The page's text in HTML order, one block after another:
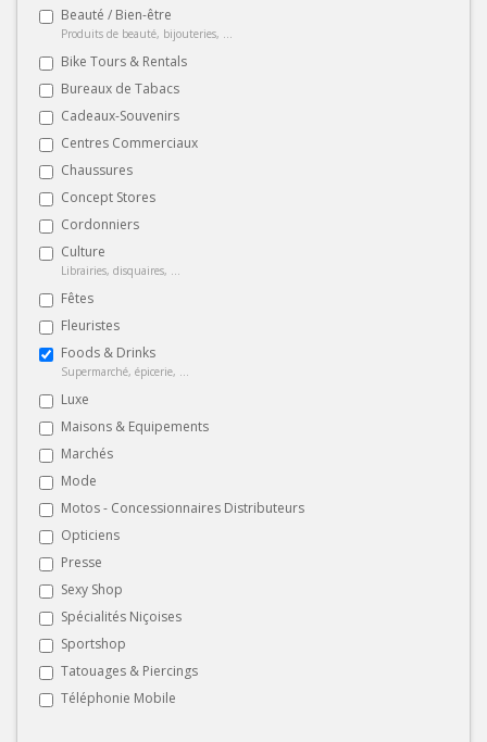
Beauté / Bien-être
Produits de beauté, bijouteries, ...
Bike Tours & Rentals
Bureaux de Tabacs
Cadeaux-Souvenirs
Centres Commerciaux
Chaussures
Concept Stores
Cordonniers
Culture
Librairies, disquaires, ...
Fêtes
Fleuristes
Foods & Drinks
Supermarché, épicerie, ...
Luxe
Maisons & Equipements
Marchés
Mode
Motos - Concessionnaires Distributeurs
Opticiens
Presse
Sexy Shop
Spécialités Niçoises
Sportshop
Tatouages & Piercings
Téléphonie Mobile